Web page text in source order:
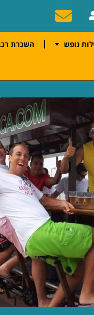
נופש השכרת